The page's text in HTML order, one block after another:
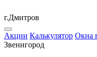
г.Дмитров
Акции Калькулятор Окна
Звенигород